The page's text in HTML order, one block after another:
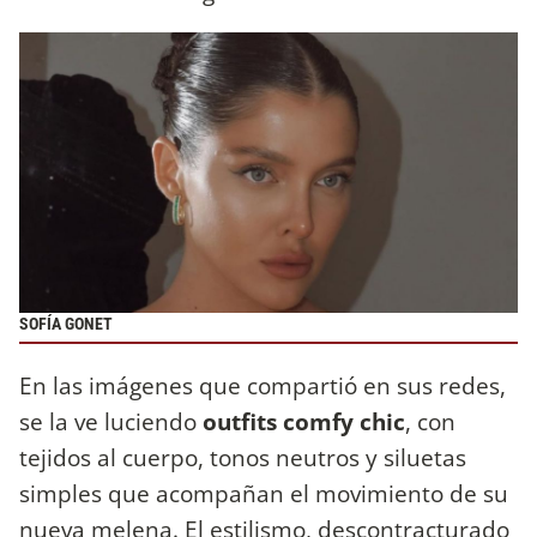
SOFÍA GONET
En las imágenes que compartió en sus redes,
se la ve luciendo outfits comfy chic, con
tejidos al cuerpo, tonos neutros y siluetas
simples que acompañan el movimiento de su
nueva melena. El estilismo, descontracturado